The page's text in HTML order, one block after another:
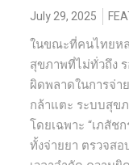
July 29, 2025
ในขณะที่คนไทยห
สุขภาพที่ไม่ทั่วถึง
ผิดพลาดในการจ่า
กล้าแตะ ระบบสุข
โดยเฉพาะ “เภสั
ทั้งจ่ายยา ตรวจส